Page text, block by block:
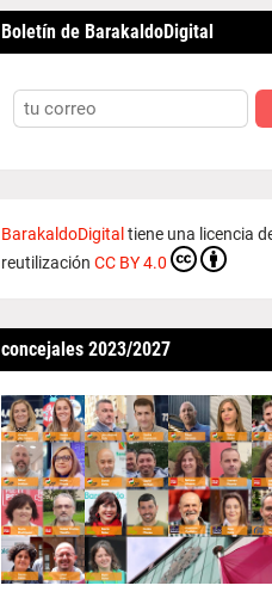
Boletín de BarakaldoDigital
BarakaldoDigital tiene una licencia
reutilización CC BY 4.0
concejales 2023/2027